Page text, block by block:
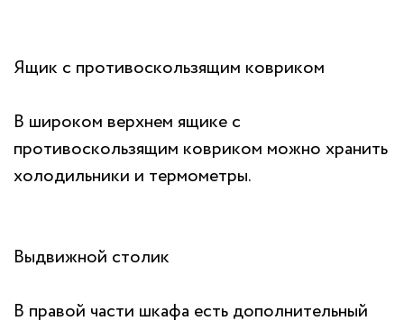
Ящик с противоскользящим ковриком
В широком верхнем ящике с
противоскользящим ковриком можно хранить
холодильники и термометры.
Выдвижной столик
В правой части шкафа есть дополнительный